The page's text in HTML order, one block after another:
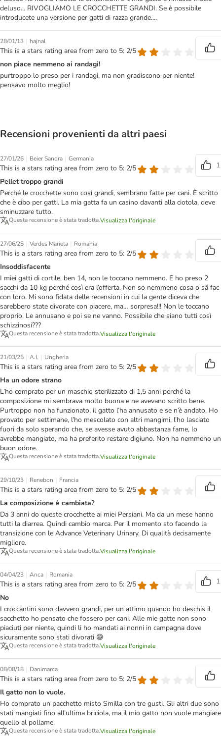
deluso... RIVOGLIAMO LE CROCCHETTE GRANDI. Se è possibile
introducete una versione per gatti di razza grande....
28/01/13 | hajnal
This is a stars rating area from zero to 5: 2/5
non piace nemmeno ai randagi!
purtroppo lo preso per i randagi, ma non gradiscono per niente!
pensavo molto meglio!
Recensioni provenienti da altri paesi
27/01/26 | Beier Sandra | Germania
This is a stars rating area from zero to 5: 2/5
1
Pellet troppo grandi
Perché le crocchette sono così grandi, sembrano fatte per cani. È scritto
che è cibo per gatti. La mia gatta fa un casino davanti alla ciotola, deve
sminuzzare tutto.
Questa recensione è stata tradotta.Visualizza l'originale
27/06/25 | Verdes Marieta | Romania
This is a stars rating area from zero to 5: 2/5
Insoddisfacente
I miei gatti di cortile, ben 14, non le toccano nemmeno. E ho preso 2
sacchi da 10 kg perché così era l’offerta. Non so nemmeno cosa o să fac
con loro. Mi sono fidata delle recensioni in cui la gente diceva che
sarebbero state divorate con piacere, ma… sorpresa!!! Non le toccano
proprio. Le annusano e poi se ne vanno. Possibile che siano tutti così
schizzinosi???
Questa recensione è stata tradotta.Visualizza l'originale
21/03/25 | A.I. | Ungheria
This is a stars rating area from zero to 5: 2/5
Ha un odore strano
L’ho comprato per un maschio sterilizzato di 1,5 anni perché la
composizione mi sembrava molto buona e ne avevano scritto bene.
Purtroppo non ha funzionato, il gatto l’ha annusato e se n’è andato. Ho
provato per settimane, l’ho mescolato con altri mangimi, l’ho lasciato
fuori da solo sperando che, se avesse avuto abbastanza fame, lo
avrebbe mangiato, ma ha preferito restare digiuno. Non ha nemmeno un
buon odore.
Questa recensione è stata tradotta.Visualizza l'originale
29/10/23 | Renebon | Francia
This is a stars rating area from zero to 5: 2/5
La composizione è cambiata?
Da 3 anni do queste crocchette ai miei Persiani. Ma da un mese hanno
tutti la diarrea. Quindi cambio marca. Per il momento sto facendo la
transizione con le Advance Veterinary Urinary. Di qualità decisamente
migliore.
Questa recensione è stata tradotta.Visualizza l'originale
04/04/23 | Anca | Romania
This is a stars rating area from zero to 5: 2/5
1
No
I croccantini sono davvero grandi, per un attimo quando ho deschis il
sacchetto ho pensato che fossero per cani. Alle mie gatte non sono
piaciuti per niente, quindi li ho mandati ai nonni in campagna dove
sicuramente sono stati divorati 😅
Questa recensione è stata tradotta.Visualizza l'originale
08/08/18 | Danimarca
This is a stars rating area from zero to 5: 2/5
Il gatto non lo vuole.
Ho comprato un pacchetto misto Smilla con tre gusti. Gli altri due sono
stati mangiati fino all’ultima briciola, ma il mio gatto non vuole mangiare
quello al pollame.
Questa recensione è stata tradotta.Visualizza l'originale